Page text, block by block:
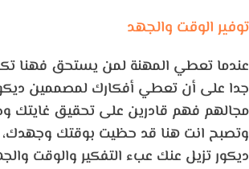
توفير الوقت والجهد
عندما تعطي المهنة لمن يستحق فهنا
جدا على أن تعطي أفكارك لمصممين
مجالهم فهم قادرين على تحقيق غايتك
وتصبح انت هنا قد حظيت بوقتك وجهدك،
ديكور تزيل عنك عبء التفكير والوقت